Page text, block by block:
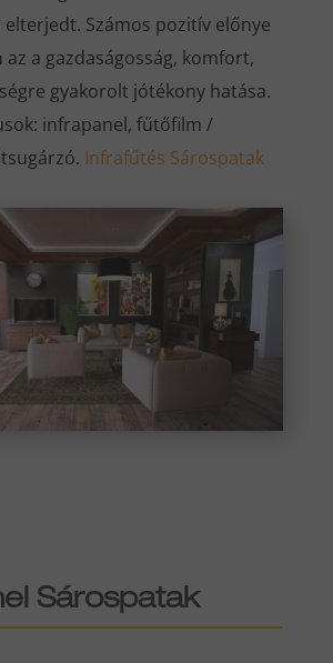
elterjedt. Számos pozitív előnye
az a gazdaságosság, komfort,
gyakorolt jótékony hatása.
infrapanel, fűtőfilm /
Infrafűtés Sárospatak
Sárospatak